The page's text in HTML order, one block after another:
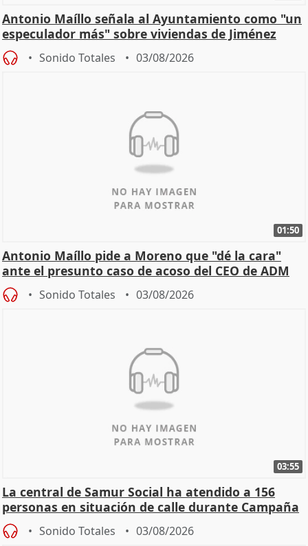
Antonio Maíllo señala al Ayuntamiento como "un
especulador más" sobre viviendas de Jiménez
Becerril
Sonido Totales 03/08/2026
01:50
Antonio Maíllo pide a Moreno que "dé la cara"
ante el presunto caso de acoso del CEO de ADM
Sonido Totales 03/08/2026
03:55
La central de Samur Social ha atendido a 156
personas en situación de calle durante Campaña
de Calor
Sonido Totales 03/08/2026